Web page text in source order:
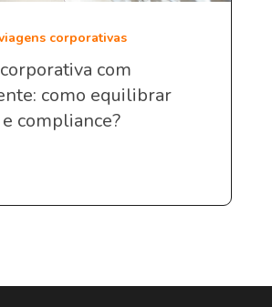
corporativas
com
como equilibrar
compliance?